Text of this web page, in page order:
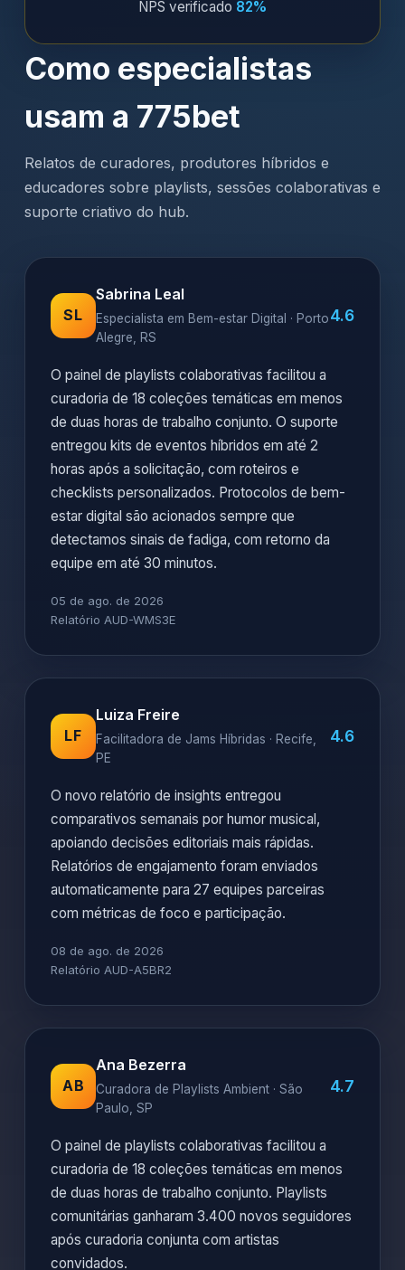
NPS verificado 82%
Como especialistas
usam a 775bet
Relatos de curadores, produtores híbridos e
educadores sobre playlists, sessões colaborativas e
suporte criativo do hub.
SL
Sabrina Leal
Especialista em Bem-estar Digital · Porto
Alegre, RS
4.6
O painel de playlists colaborativas facilitou a
curadoria de 18 coleções temáticas em menos
de duas horas de trabalho conjunto. O suporte
entregou kits de eventos híbridos em até 2
horas após a solicitação, com roteiros e
checklists personalizados. Protocolos de bem-
estar digital são acionados sempre que
detectamos sinais de fadiga, com retorno da
equipe em até 30 minutos.
05 de ago. de 2026
Relatório AUD-WMS3E
LF
Luiza Freire
Facilitadora de Jams Híbridas · Recife,
PE
4.6
O novo relatório de insights entregou
comparativos semanais por humor musical,
apoiando decisões editoriais mais rápidas.
Relatórios de engajamento foram enviados
automaticamente para 27 equipes parceiras
com métricas de foco e participação.
08 de ago. de 2026
Relatório AUD-A5BR2
AB
Ana Bezerra
Curadora de Playlists Ambient · São
Paulo, SP
4.7
O painel de playlists colaborativas facilitou a
curadoria de 18 coleções temáticas em menos
de duas horas de trabalho conjunto. Playlists
comunitárias ganharam 3.400 novos seguidores
após curadoria conjunta com artistas
convidados.